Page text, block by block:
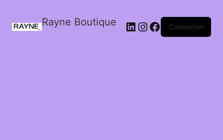
Rayne Boutique Connexion